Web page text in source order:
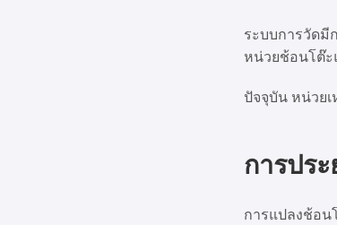
ระบบการวัดมี
หน่วยช้อนโต๊ะ
ปัจจุบัน หน่วย
การปร
การแปลงช้อน